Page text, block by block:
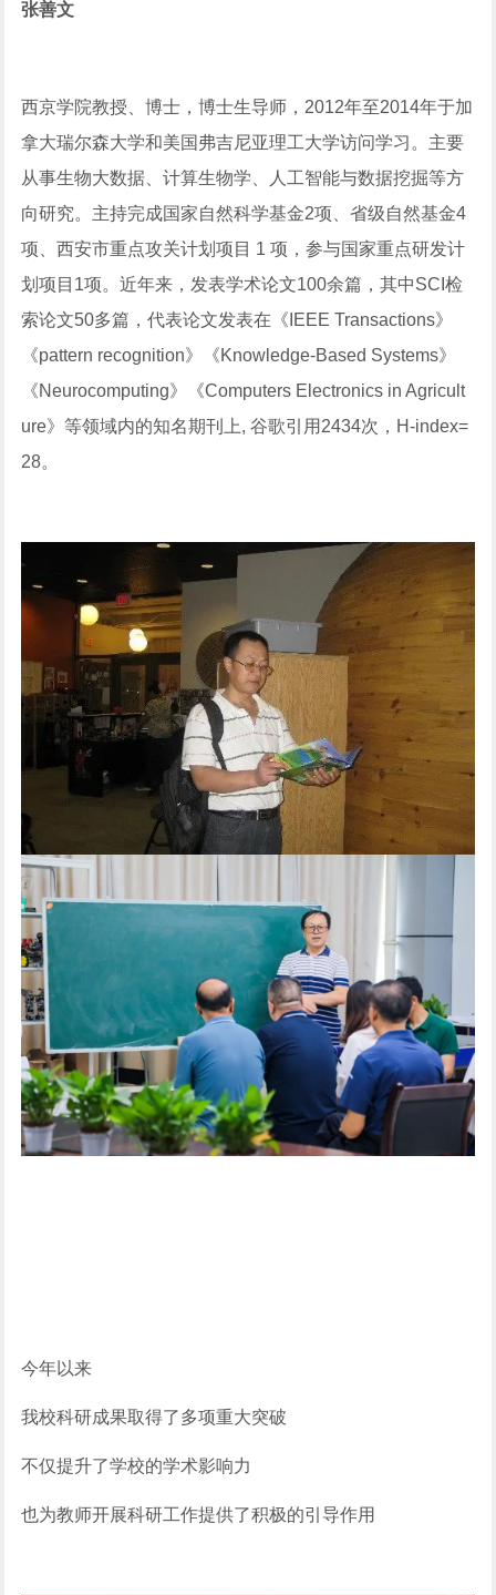
张善文
西京学院教授、博士，博士生导师，2012年至2014年于加
拿大瑞尔森大学和美国弗吉尼亚理工大学访问学习。主要
从事生物大数据、计算生物学、人工智能与数据挖掘等方
向研究。主持完成国家自然科学基金2项、省级自然基金4
项、西安市重点攻关计划项目 1 项，参与国家重点研发计
划项目1项。近年来，发表学术论文100余篇，其中SCI检
索论文50多篇，代表论文发表在《IEEE Transactions》
《pattern recognition》《Knowledge-Based Systems》
《Neurocomputing》《Computers Electronics in Agricult
ure》等领域内的知名期刊上, 谷歌引用2434次，H-index=
28。
今年以来
我校科研成果取得了多项重大突破
不仅提升了学校的学术影响力
也为教师开展科研工作提供了积极的引导作用